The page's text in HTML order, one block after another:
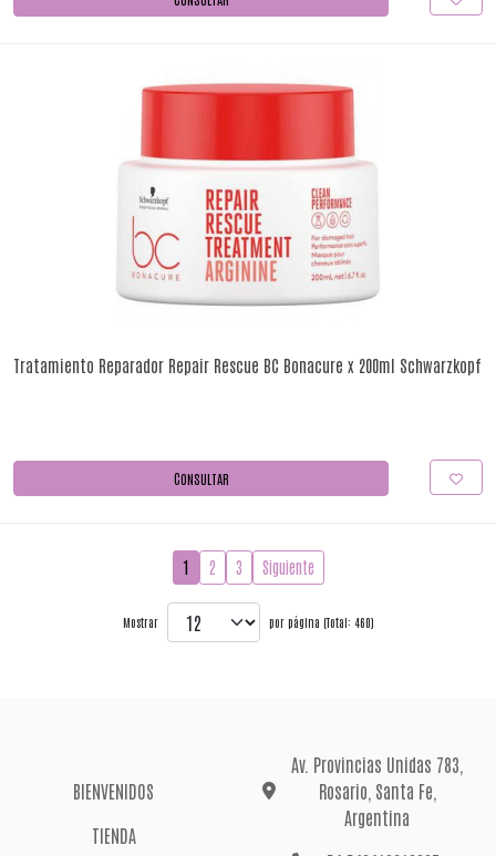
Tratamiento Reparador Repair Rescue BC Bonacure x 200ml Schwarzkopf
CONSULTAR
1 2 3 Siguiente
Mostrar por página (Total: 460)
BIENVENIDOS
TIENDA
Av. Provincias Unidas 783,
Rosario, Santa Fe,
Argentina